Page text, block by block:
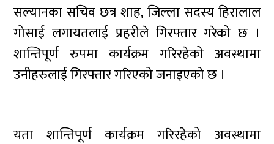
सल्यानका सचिव छत्र शाह, जिल्ला सदस्य हिरालाल
गोसाई लगायतलाई प्रहरीले गिरफ्तार गरेको छ ।
शान्तिपूर्ण रुपमा कार्यक्रम गरिरहेको अवस्थामा
उनीहरुलाई गिरफ्तार गरिएको जनाइएको छ ।
यता शान्तिपूर्ण कार्यक्रम गरिरहेको अवस्थामा